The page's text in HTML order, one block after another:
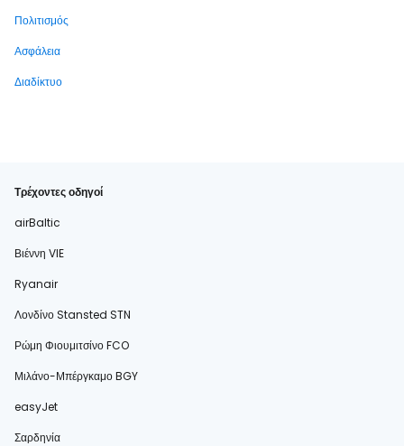
Πολιτισμός
Ασφάλεια
Διαδίκτυο
Τρέχοντες οδηγοί
airBaltic
Βιέννη VIE
Ryanair
Λονδίνο Stansted STN
Ρώμη Φιουμιτσίνο FCO
Μιλάνο-Μπέργκαμο BGY
easyJet
Σαρδηνία